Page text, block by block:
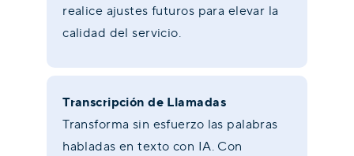
realice ajustes futuros para elevar la
calidad del servicio.
Transcripción de Llamadas
Transforma sin esfuerzo las palabras
habladas en texto con IA. Con